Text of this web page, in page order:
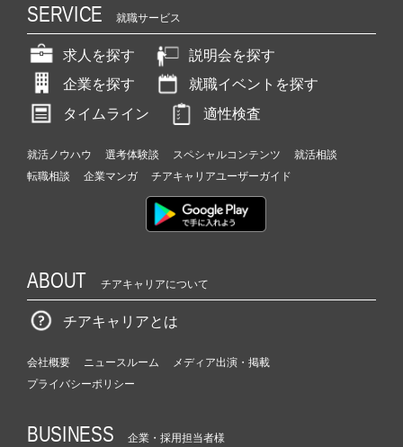
SERVICE 就職サービス
求人を探す
説明会を探す
企業を探す
就職イベントを探す
タイムライン
適性検査
就活ノウハウ 選考体験談 スペシャルコンテンツ
就活相談
転職相談
企業マンガ チアキャリアユーザーガイド
ABOUT チアキャリアについて
チアキャリアとは
会社概要 ニュースルーム
メディア出演・掲載
プライバシーポリシー
BUSINESS 企業・採用担当者様